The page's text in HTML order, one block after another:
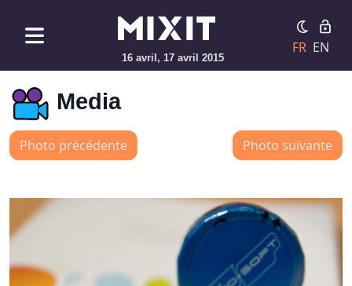
16 avril, 17 avril 2015
FR EN
Media
Photo précédente Photo suivante